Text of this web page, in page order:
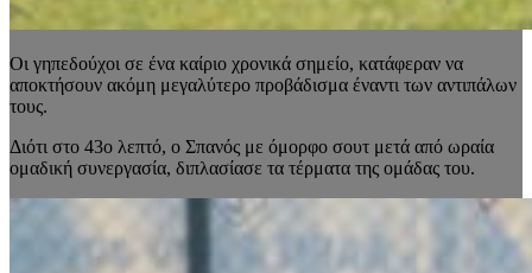
Οι γηπεδούχοι σε ένα καίριο χρονικά σημείο, κατάφεραν να
αποκτήσουν ακόμη μεγαλύτερο προβάδισμα έναντι των αντιπάλων
τους.
Διότι στο 43ο λεπτό, ο Σπανός με όμορφο σουτ μετά από ωραία
ομαδική συνεργασία, διπλασίασε τα τέρματα της ομάδας του.